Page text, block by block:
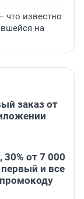
что известно
на
заказ от
30% от 7 000
и все